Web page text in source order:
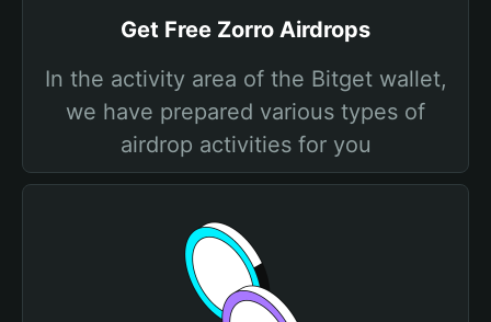
Get Free Zorro Airdrops
In the activity area of the Bitget wallet,
we have prepared various types of
airdrop activities for you